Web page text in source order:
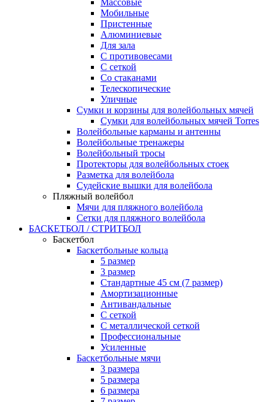
Массовые
Мобильные
Пристенные
Алюминиевые
Для зала
С противовесами
С сеткой
Со стаканами
Телескопические
Уличные
Сумки и корзины для волейбольных мячей
Сумки для волейбольных мячей Torres
Волейбольные карманы и антенны
Волейбольные тренажеры
Волейбольный тросы
Протекторы для волейбольных стоек
Разметка для волейбола
Судейские вышки для волейбола
Пляжный волейбол
Мячи для пляжного волейбола
Сетки для пляжного волейбола
БАСКЕТБОЛ / СТРИТБОЛ
Баскетбол
Баскетбольные кольца
5 размер
3 размер
Стандартные 45 см (7 размер)
Амортизационные
Антивандальные
С сеткой
С металлической сеткой
Профессиональные
Усиленные
Баскетбольные мячи
3 размера
5 размера
6 размера